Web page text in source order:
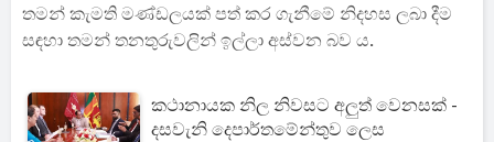
තමන් කැමති මණ්ඩලයක් පත් කර ගැනීමේ නිදහස ලබා දීම
ස ඳහා තමන් තනතුරුවලින් ඉල්ලා අස්වන බව ය.
කථානායක නිල නිවසට අලුත් වෙනසක් -
දසවැනි දෙපාර්තමේන්තුව ලෙස